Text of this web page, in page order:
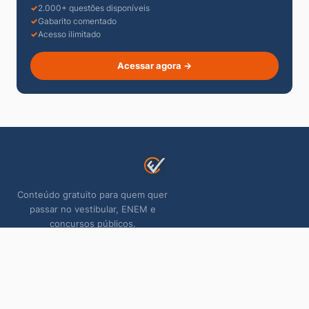
2.000+ questões disponíveis
Gabarito comentado
Acesso ilimitado
Acessar agora →
Conteúdo gratuito para quem quer
passar no vestibular, ENEM e
concursos públicos.